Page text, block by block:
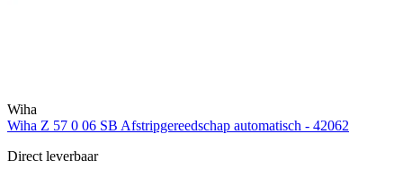
Wiha
Wiha Z 57 0 06 SB Afstripgereedschap automatisch - 42062
Direct leverbaar